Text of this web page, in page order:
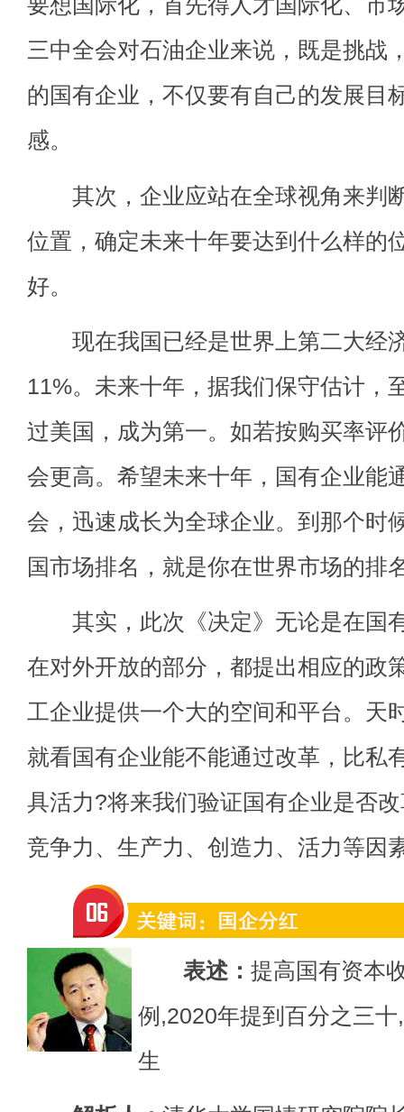
三中全会对石油企业来说，既是挑战
的国有企业，不仅要有自己的发展目
感。
其次，企业应站在全球视角来判
位置，确定未来十年要达到什么样的
好。
现在我国已经是世界上第二大经
11%。未来十年，据我们保守估计，
过美国，成为第一。如若按购买率评
会更高。希望未来十年，国有企业能
会，迅速成长为全球企业。到那个时
国市场排名，就是你在世界市场的排
其实，此次《决定》无论是在国
在对外开放的部分，都提出相应的政
工企业提供一个大的空间和平台。天
就看国有企业能不能通过改革，比私
具活力?将来我们验证国有企业是否
竞争力、生产力、创造力、活力等因
表述： 提高国有资本
例,2020年提到百分之三
生